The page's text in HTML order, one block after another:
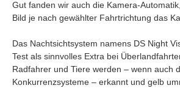
Gut fanden wir auch die Kamera-
Bild je nach gewählter Fahrtrichtung das
Das Nachtsichtsystem namens DS Night
Test als sinnvolles Extra bei
Radfahrer und Tiere werden – wenn auch
Konkurrenzsysteme – erkannt und gelb